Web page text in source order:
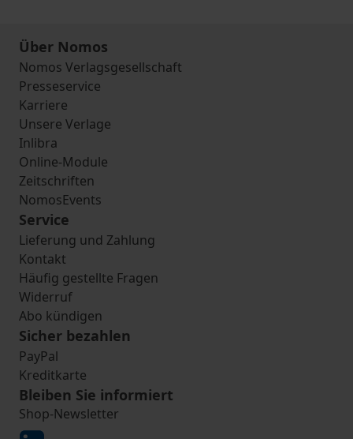
Über Nomos
Nomos Verlagsgesellschaft
Presseservice
Karriere
Unsere Verlage
Inlibra
Online-Module
Zeitschriften
NomosEvents
Service
Lieferung und Zahlung
Kontakt
Häufig gestellte Fragen
Widerruf
Abo kündigen
Sicher bezahlen
PayPal
Kreditkarte
Bleiben Sie informiert
Shop-Newsletter